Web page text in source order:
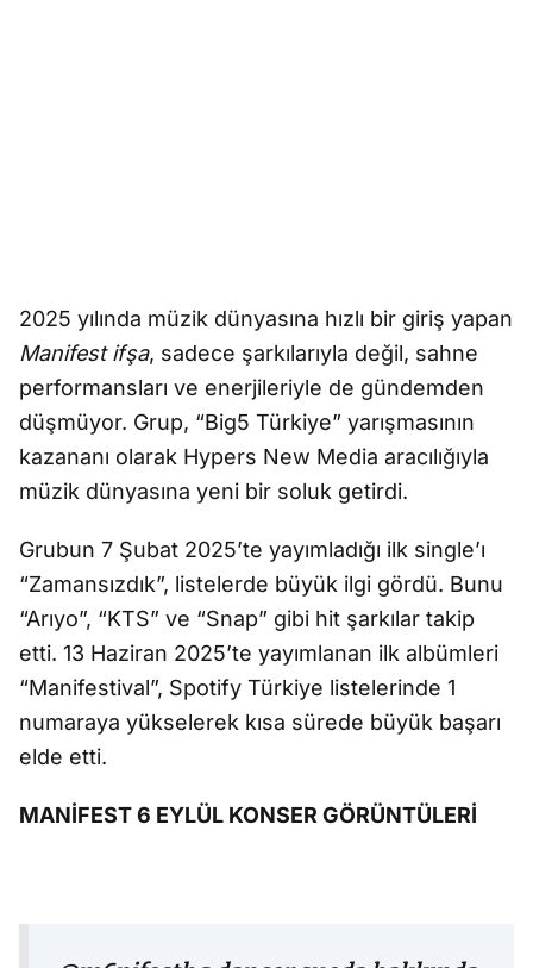
2025 yılında müzik dünyasına hızlı bir giriş yapan
Manifest ifşa, sadece şarkılarıyla değil, sahne
performansları ve enerjileriyle de gündemden
düşmüyor. Grup, “Big5 Türkiye” yarışmasının
kazananı olarak Hypers New Media aracılığıyla
müzik dünyasına yeni bir soluk getirdi.
Grubun 7 Şubat 2025’te yayımladığı ilk single’ı
“Zamansızdık”, listelerde büyük ilgi gördü. Bunu
“Arıyo”, “KTS” ve “Snap” gibi hit şarkılar takip
etti. 13 Haziran 2025’te yayımlanan ilk albümleri
“Manifestival”, Spotify Türkiye listelerinde 1
numaraya yükselerek kısa sürede büyük başarı
elde etti.
MANİFEST 6 EYLÜL KONSER GÖRÜNTÜLERİ